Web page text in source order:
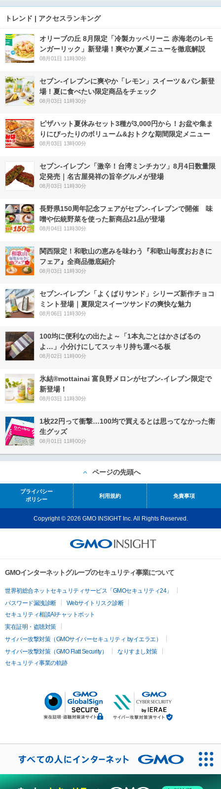
トレンド | アクセスランキング
オリーブの丘 8月限定「冷製カッペリーニ 赤海老のレモ
ンガーリック」新登場！爽やか夏メニューを徹底解説
08月01日 11時30分
セブン‐イレブンに爽やか「レモン」スイーツ＆パン新登
場！夏に食べたい限定商品をチェック
08月03日 11時30分
ピザハット夏休みセット3種が3,000円から！お盆や集ま
りにぴったりのボリューム&おトクな期間限定メニュー
08月03日 13時00分
セブン-イレブン「激辛！台湾ミンチカツ」8月4日数量限
定発売｜名古屋発祥の旨辛グルメが登場
08月03日 11時30分
長野県150周年記念フェアがセブン-イレブンで開催 味
噌や伝統野菜を使った新商品21品が登場
08月04日 11時30分
関西限定！和歌山の恵みを味わう『和歌山毎度おおきに
フェア』全商品徹底紹介
08月03日 11時30分
セブン‐イレブン「よくばりサンド」シリーズ新作チョコ
ミント登場｜夏限定スイーツサンドの爽快な魅力
08月06日 11時30分
100均に便利なの出たよ～「1本丸ごとはかさばるの
よ…」小分けにしてスッキリ持ち運べる板
08月02日 11時00分
氷結®mottainai 富良野メロンがセブン‐イレブン限定で
新登場！
08月03日 11時30分
1枚22円って衝撃…100均で買えるとは思ってなかった衛
生グッズ
08月01日 11時00分
ページの先頭へ
プライバシー
ポリシー
利用規約 免責事項
Copyright © 2026 GMO INSIGHT Inc. All Rights Reserved.
GMOインターネットグループのセキュリティ事業について
世界初総合ネットセキュリティサービス「GMOセキュリティ24」
パスワード漏洩診断
Webサイトリスク診断
セキュリティ相談AIチャットボット
実在証明・盗聴対策
サイバー攻撃対策（GMOサイバーセキュリティ byイエラエ）
サイバー攻撃対策（GMO Flatt Security）
なりすまし対策
セキュリティ事業の軌跡